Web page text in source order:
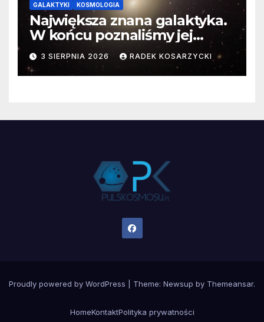
GALAKTYKI KOSMOLOGIA
Największa znana galaktyka.
W końcu poznaliśmy jej
faktyczne wymiary
3 SIERPNIA 2026 RADEK KOSARZYCKI
Proudly powered by WordPress Theme: Newsup by Themeansar.
HomeKontaktPolityka prywatności